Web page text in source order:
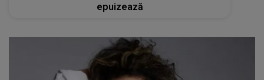
epuizează